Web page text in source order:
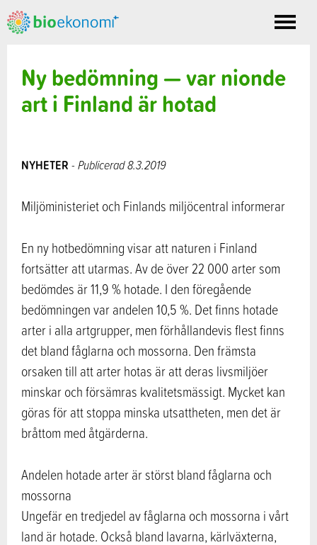
Toggle
Ny bedömning — var nionde
art i Finland är hotad
NYHETER - Publicerad 8.3.2019
Miljöministeriet och Finlands miljöcentral informerar
En ny hotbedömning visar att naturen i Finland
fortsätter att utarmas. Av de över 22 000 arter som
bedömdes är 11,9 % hotade. I den föregående
bedömningen var andelen 10,5 %. Det finns hotade
arter i alla artgrupper, men förhållandevis flest finns
det bland fåglarna och mossorna. Den främsta
orsaken till att arter hotas är att deras livsmiljöer
minskar och försämras kvalitetsmässigt. Mycket kan
göras för att stoppa minska utsattheten, men det är
bråttom med åtgärderna.
Andelen hotade arter är störst bland fåglarna och
mossorna
Ungefär en tredjedel av fåglarna och mossorna i vårt
land är hotade. Också bland lavarna, kärlväxterna,